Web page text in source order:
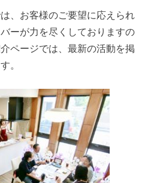
、お客様のご要望に応えられ
ーが力を尽くしておりますの
ページでは、最新の活動を掲
。